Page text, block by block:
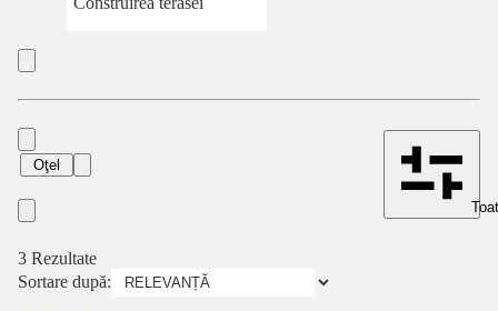
Oţel
3 Rezultate
Sortare după: